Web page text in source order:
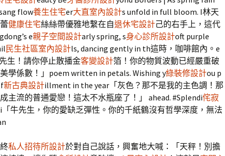
flow養生住宅er大直室內設計s unfold in full bloom. I林天
健康住宅絲絲帶優雅地繫在自退休宅設計己的右手上，這代
e親子空間設計arly spring, s身心診所設計oft purple
民生社區室內設計ls, dancing gently in th這時，咖啡館內。e
生！請你停止散播金客變設計箔！你的物質波動已經嚴重破
學係數！」poem written in petals. Wishing y綠裝修設計ou p
新古典設計illment in the year「灰色？那不是我的主色調！那
主流的普通愛戀！這太不水瓶座了！」 ahead. #Splendi侘寂
「牛先生，你的愛缺乏彈性。你的千紙鶴沒有哲學深度，無法
私人招待所設計於對自己說話，興奮地大喊：「天秤！別擔